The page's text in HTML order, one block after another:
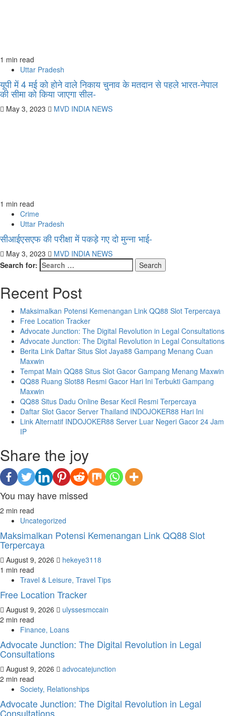
1 min read
Uttar Pradesh
यूपी में 4 मई को होने वाले निकाय चुनाव के मतदान से पहले भारत-नेपाल
की सीमा को किया जाएगा सील-
May 3, 2023 MVD INDIA NEWS
1 min read
Crime
Uttar Pradesh
सीआईएसएफ की परीक्षा में पकड़े गए दो मुन्ना भाई-
May 3, 2023
MVD INDIA NEWS
Search for:
Recent Post
Maksimalkan Potensi Kemenangan Link QQ88 Slot Terpercaya
Free Location Tracker
Advocate Junction: The Digital Revolution in Legal Consultations
Advocate Junction: The Digital Revolution in Legal Consultations
Berita Link Daftar Situs Slot Jaya88 Gampang Menang Cuan
Maxwin
Tempat Main QQ88 Situs Slot Gacor Gampang Menang Maxwin
QQ88 Ruang Slot88 Resmi Gacor Hari Ini Terbukti Gampang
Maxwin
QQ88 Situs Dadu Online Besar Kecil Resmi Terpercaya
Daftar Slot Gacor Server Thailand INDOJOKER88 Hari Ini
Link Alternatif INDOJOKER88 Server Luar Negeri Gacor 24 Jam
IP
Share the joy
You may have missed
2 min read
Uncategorized
Maksimalkan Potensi Kemenangan Link QQ88 Slot
Terpercaya
August 9, 2026
hekeye3118
1 min read
Travel & Leisure, Travel Tips
Free Location Tracker
August 9, 2026
ulyssesmccain
2 min read
Finance, Loans
Advocate Junction: The Digital Revolution in Legal
Consultations
August 9, 2026
advocatejunction
2 min read
Society, Relationships
Advocate Junction: The Digital Revolution in Legal
Consultations